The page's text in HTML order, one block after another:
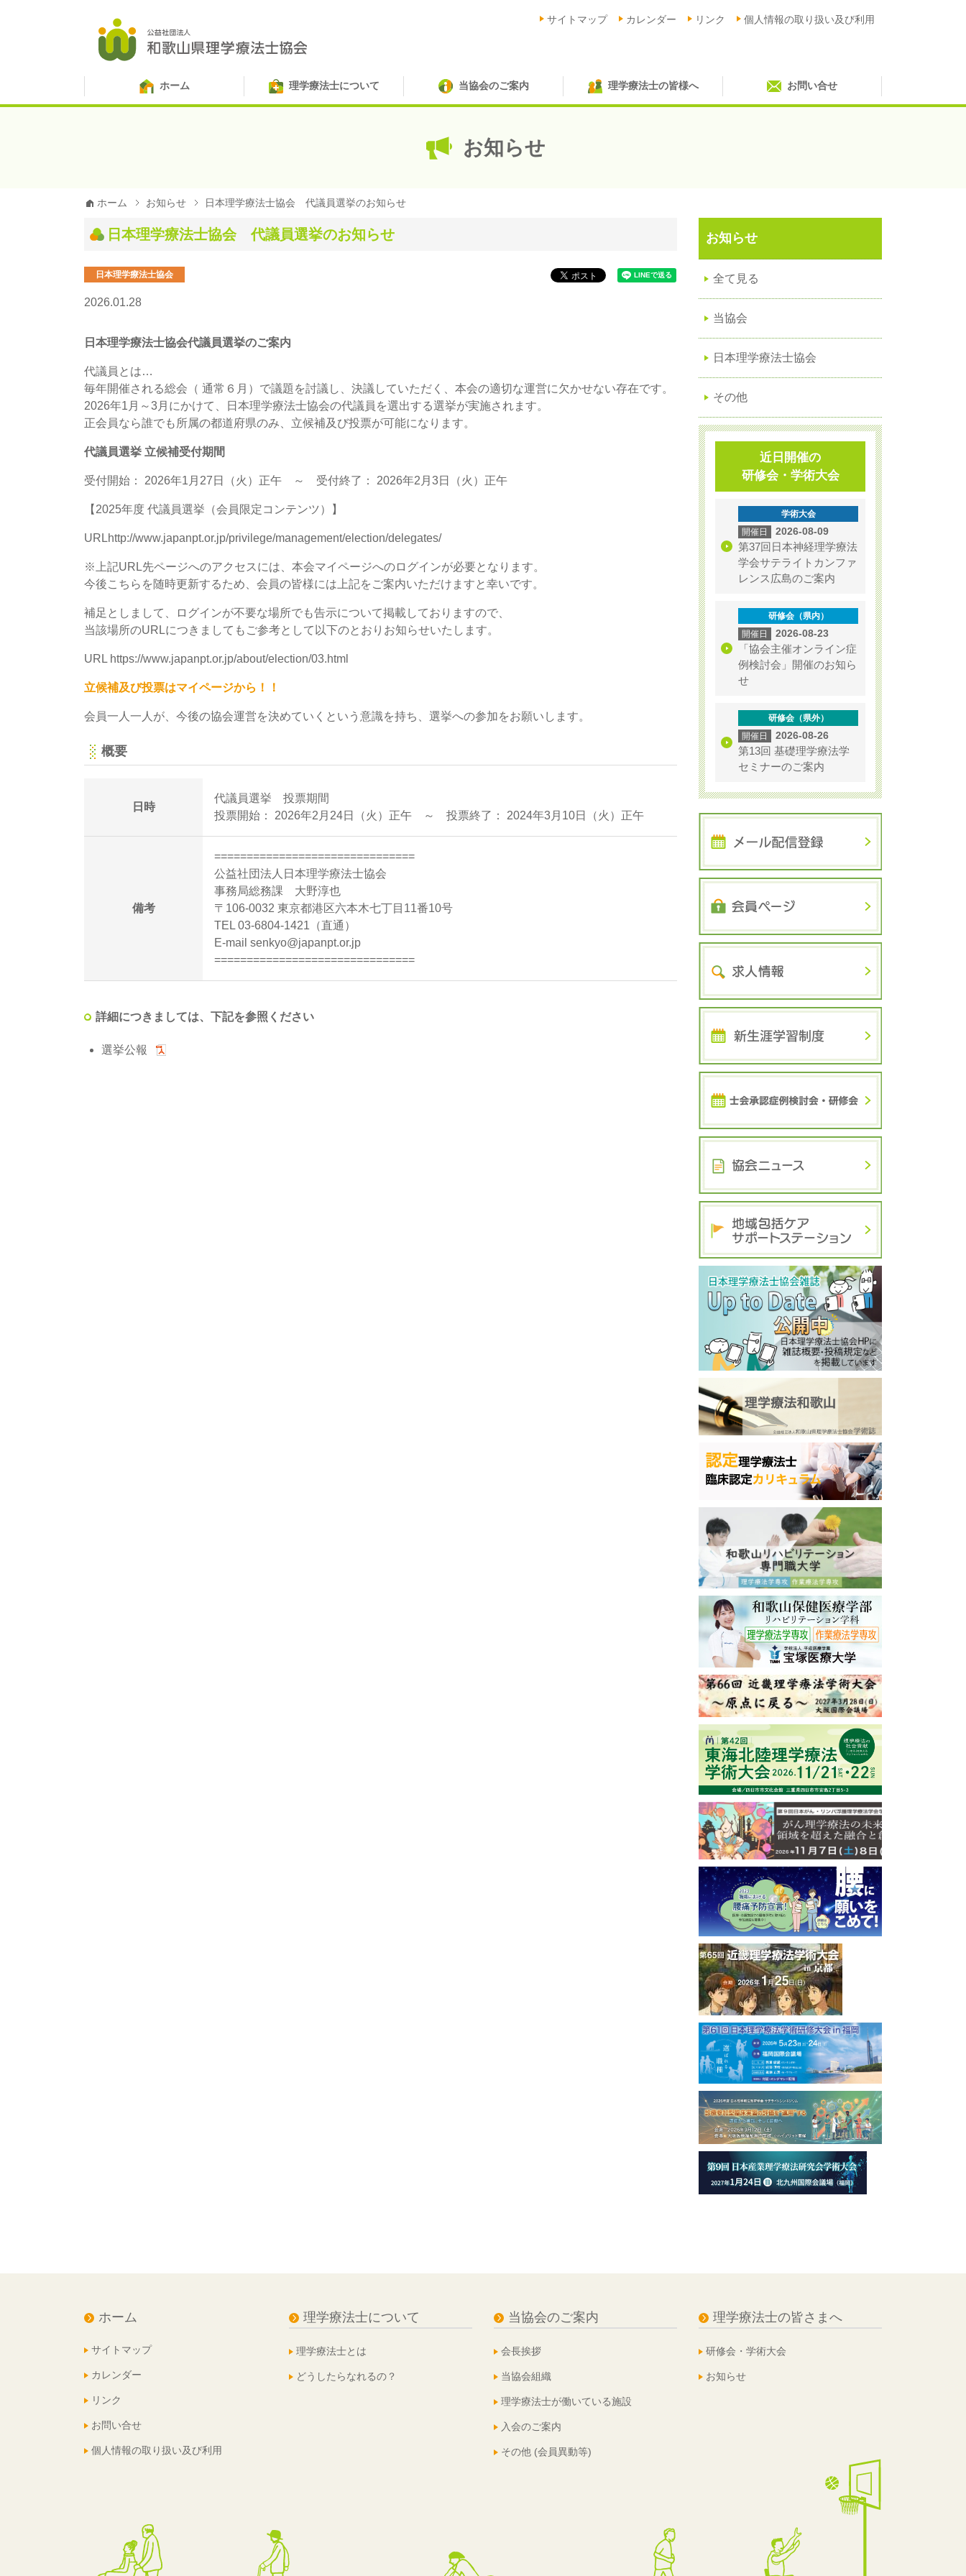
サイトマップ カレンダー リンク 個人情報の取り扱い及び利用
ホーム 理学療法士について 当協会のご案内 理学療法士の皆様へ お問い合せ
お知らせ
ホーム お知らせ 日本理学療法士協会 代議員選挙のお知らせ
日本理学療法士協会 代議員選挙のお知らせ
日本理学療法士協会
2026.01.28
日本理学療法士協会代議員選挙のご案内
代議員とは…
毎年開催される総会（ 通常６月）で議題を討議し、決議していただく、本会の適切な運営に欠かせない存在です。
2026年1月～3月にかけて、日本理学療法士協会の代議員を選出する選挙が実施されます。
正会員なら誰でも所属の都道府県のみ、立候補及び投票が可能になります。
代議員選挙 立候補受付期間
受付開始： 2026年1月27日（火）正午 ～ 受付終了： 2026年2月3日（火）正午
【2025年度 代議員選挙（会員限定コンテンツ）】
URLhttp://www.japanpt.or.jp/privilege/management/election/delegates/
※上記URL先ページへのアクセスには、本会マイページへのログインが必要となります。
今後こちらを随時更新するため、会員の皆様には上記をご案内いただけますと幸いです。
補足としまして、ログインが不要な場所でも告示について掲載しておりますので、
当該場所のURLにつきましてもご参考として以下のとおりお知らせいたします。
URL https://www.japanpt.or.jp/about/election/03.html
立候補及び投票はマイページから！！
会員一人一人が、今後の協会運営を決めていくという意識を持ち、選挙への参加をお願いします。
概要
日時
代議員選挙 投票期間
投票開始： 2026年2月24日（火）正午 ～ 投票終了： 2024年3月10日（火）正午
備考
===============================
公益社団法人日本理学療法士協会
事務局総務課 大野淳也
〒106-0032 東京都港区六本木七丁目11番10号
TEL 03-6804-1421（直通）
E-mail senkyo@japanpt.or.jp
===============================
詳細につきましては、下記を参照ください
選挙公報
お知らせ
全て見る
当協会
日本理学療法士協会
その他
近日開催の
研修会・学術大会
学術大会
2026-08-09
第37回日本神経理学療法
学会サテライトカンファ
レンス広島のご案内
研修会（県内）
2026-08-23
「協会主催オンライン症
例検討会」開催のお知ら
せ
研修会（県外）
2026-08-26
第13回 基礎理学療法学
セミナーのご案内
ホーム
サイトマップ
カレンダー
リンク
お問い合せ
個人情報の取り扱い及び利用
理学療法士について
理学療法士とは
どうしたらなれるの？
当協会のご案内
会長挨拶
当協会組織
理学療法士が働いている施設
入会のご案内
その他 (会員異動等)
理学療法士の皆さまへ
研修会・学術大会
お知らせ